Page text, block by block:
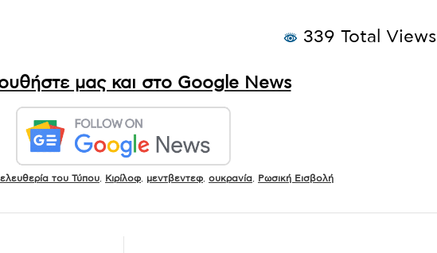
339 Total Views
μας και στο Google News
ελευθερία του Τύπου Κιρίλοφ μεντβεντεφ ουκρανία Ρωσική Εισβολή